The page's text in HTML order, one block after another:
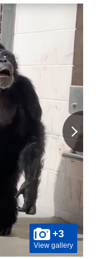
+3
View gallery